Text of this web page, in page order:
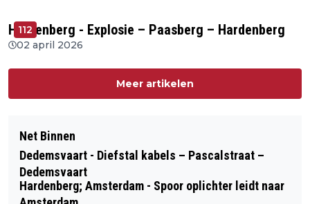
112
Hardenberg - Explosie – Paasberg – Hardenberg
02 april 2026
Meer artikelen
Net Binnen
Dedemsvaart - Diefstal kabels – Pascalstraat –
Dedemsvaart
Hardenberg; Amsterdam - Spoor oplichter leidt naar